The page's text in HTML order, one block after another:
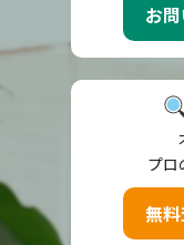
お
プロ
無